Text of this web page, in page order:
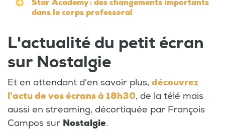
Star Academy : des changements importants
dans le corps professoral
L'actualité du petit écran
sur Nostalgie
Et en attendant d'en savoir plus, découvrez
l'actu de vos écrans à 18h30, de la télé mais
aussi en streaming, décortiquée par François
Campos sur Nostalgie.